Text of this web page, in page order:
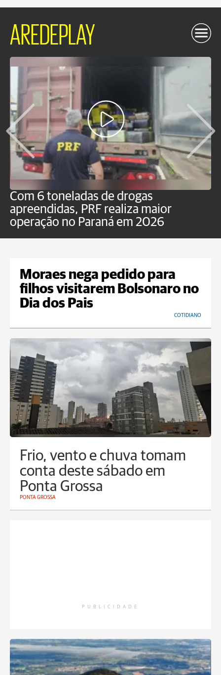
AREDEPLAY
Com 6 toneladas de drogas
apreendidas, PRF realiza maior
operação no Paraná em 2026
Moraes nega pedido para
filhos visitarem Bolsonaro no
Dia dos Pais
COTIDIANO
Frio, vento e chuva tomam
conta deste sábado em
Ponta Grossa
PONTA GROSSA
PUBLICIDADE